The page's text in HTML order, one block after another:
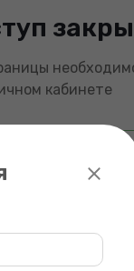
кабинете
в личный